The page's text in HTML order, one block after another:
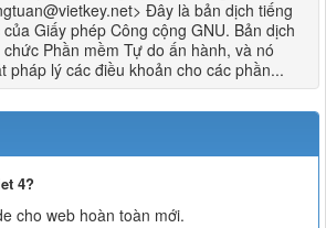
Đây là bản dịch tiếng
Giấy phép Công cộng GNU. Bản dịch
Phần mềm Tự do ấn hành, và nó
pháp lý các điều khoản cho các phần...
4?
cho web hoàn toàn mới.